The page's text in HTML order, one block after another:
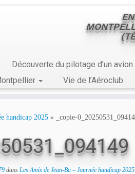
Découverte du pilotage d’un avion
Vie de l’Aéroclub
handicap 2025 » _copie-
dans Les Amis de Jean-Ba – Journée handicap 2025.